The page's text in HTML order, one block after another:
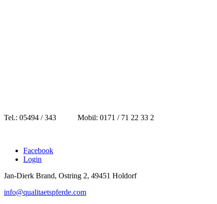
Tel.: 05494 / 343 Mobil: 0171 / 71 22 33 2
Facebook
Login
Jan-Dierk Brand, Ostring 2, 49451 Holdorf
info@qualitaetspferde.com